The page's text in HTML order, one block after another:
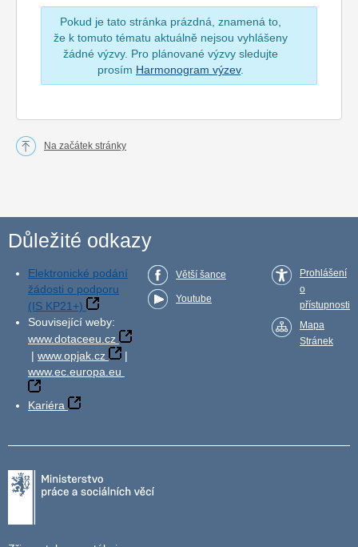
Pokud je tato stránka prázdná, znamená to,
že k tomuto tématu aktuálně nejsou vyhlášeny
žádné výzvy. Pro plánované výzvy sledujte
prosím Harmonogram výzev.
Na začátek stránky
Důležité odkazy
Elektronické podání
žádosti o podporu
(IS KP21+)
Související weby:
www.dotaceeu.cz
| www.opjak.cz
|
www.ec.europa.eu
Kariéra
Větší šance
Youtube
Prohlášení
o
přístupnosti
Mapa
Stránek